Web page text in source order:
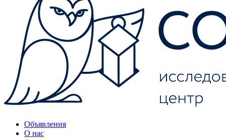
Объявления
О нас